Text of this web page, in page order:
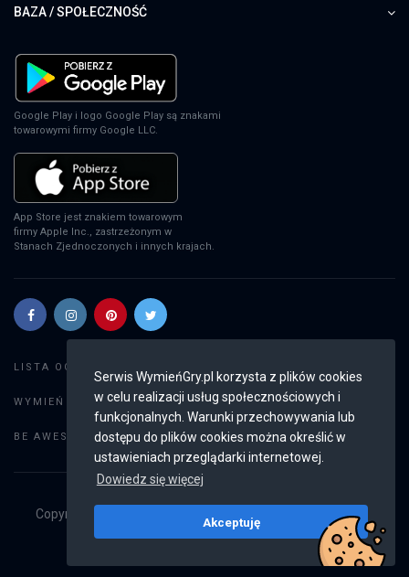
Serwis WymieńGry.pl korzysta z plików cookies
w celu realizacji usług społecznościowych i
funkcjonalnych. Warunki przechowywania lub
dostępu do plików cookies można określić w
ustawieniach przeglądarki internetowej.
Dowiedz się więcej
Akceptuję
BAZA / SPOŁECZNOŚĆ
Google Play i logo Google Play są znakami
towarowymi firmy Google LLC.
App Store jest znakiem towarowym
firmy Apple Inc., zastrzeżonym w
Stanach Zjednoczonych i innych krajach.
LISTA OGŁOSZEŃ:
WYMIEŃ GRY: Dodaj ogłoszenie
BE AWESOME: Weryfikacja konta
Copyright © 2019 - 2026
Wszystkie prawa
v2.8.4